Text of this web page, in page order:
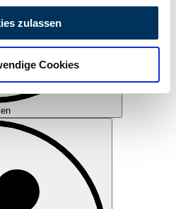
wir Informationen zu Ihrer
an unsere Partner für
Analysen weiter. Unsere
möglicherweise mit
die Sie ihnen bereitgestellt
Ihrer Nutzung der Dienste
zulassen
Cookies